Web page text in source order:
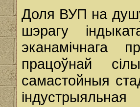
Доля ВУП на душу
шэрагу
эканамічнага
працоўнай
самастойныя